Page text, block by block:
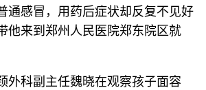
通感冒，用药后症状却反复不见好
他来到郑州人民医院郑东院区就
外科副主任魏晓在观察孩子面容